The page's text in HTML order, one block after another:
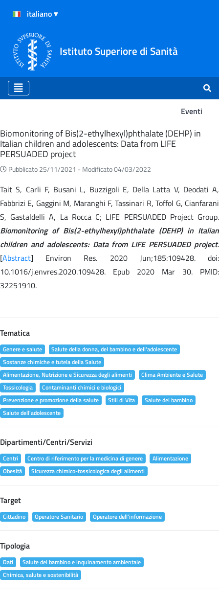
Istituto Superiore di Sanità
Eventi
Eventi
Biomonitoring of Bis(2-ethylhexyl)phthalate (DEHP) in
Italian children and adolescents: Data from LIFE
PERSUADED project
Pubblicato 25/11/2021 - Modificato 04/03/2022
Tait S, Carli F, Busani L, Buzzigoli E, Della Latta V, Deodati A,
Fabbrizi E, Gaggini M, Maranghi F, Tassinari R, Toffol G, Cianfarani
S, Gastaldelli A, La Rocca C; LIFE PERSUADED Project Group.
Biomonitoring of Bis(2-ethylhexyl)phthalate (DEHP) in Italian
children and adolescents: Data from LIFE PERSUADED project.
[Abstract] Environ Res. 2020 Jun;185:109428. doi:
10.1016/j.envres.2020.109428. Epub 2020 Mar 30. PMID:
32251910.
Tematica
Genere e salute
Salute della donna, del bambino e dell'adolescente
Sostanze chimiche e tutela della Salute
Alimentazione, Nutrizione e Sicurezza degli alimenti
Clima Ambiente e Salute
Tossicologia
Contaminanti chimici e biologici
Prevenzione e promozione della salute
Stili di Vita
Salute del bambino
Salute dell'adolescente
Dipartimenti/Centri/Servizi
Centri Centro di riferimento per la medicina di genere
Alimentazione
Obesità
Sicurezza chimico-tossicologica degli alimenti
Target
Cittadino Operatore Sanitario Operatore dell'informazione
Tipologia
Dati
Salute del bambino e inquinamento ambientale
Chimica, salute e sostenibilità